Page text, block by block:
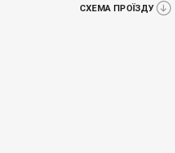
СХЕМА ПРОЇЗДУ